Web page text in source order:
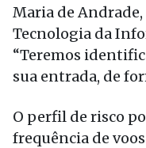
Maria de
Tecnologia da
“Teremos
sua entrada, de
O perfil de risco
frequência de